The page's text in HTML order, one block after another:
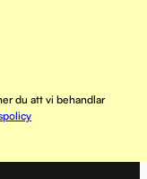
du att vi behandlar